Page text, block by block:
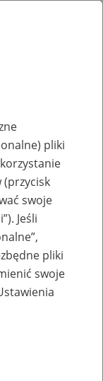
profili
pliki
(przycisk
swoje
Jeśli
pliki
swoje